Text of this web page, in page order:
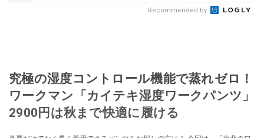
Recommended by
究極の湿度コントロール機能で蒸れゼロ！
ワークマン「カイテキ湿度ワークパンツ」
2900円は秋まで快適に履ける